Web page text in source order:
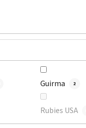
Guirma 2
Rubies USA